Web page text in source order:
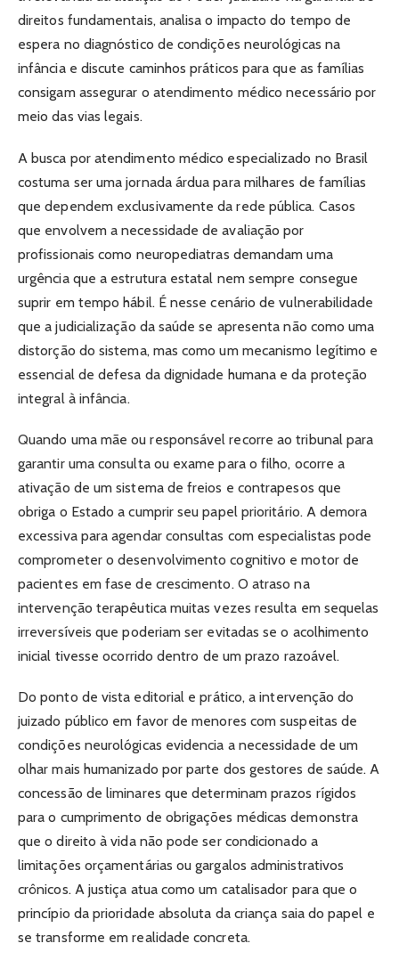
direitos fundamentais, analisa o impacto do tempo de
espera no diagnóstico de condições neurológicas na
infância e discute caminhos práticos para que as famílias
consigam assegurar o atendimento médico necessário por
meio das vias legais.
A busca por atendimento médico especializado no Brasil
costuma ser uma jornada árdua para milhares de famílias
que dependem exclusivamente da rede pública. Casos
que envolvem a necessidade de avaliação por
profissionais como neuropediatras demandam uma
urgência que a estrutura estatal nem sempre consegue
suprir em tempo hábil. É nesse cenário de vulnerabilidade
que a judicialização da saúde se apresenta não como uma
distorção do sistema, mas como um mecanismo legítimo e
essencial de defesa da dignidade humana e da proteção
integral à infância.
Quando uma mãe ou responsável recorre ao tribunal para
garantir uma consulta ou exame para o filho, ocorre a
ativação de um sistema de freios e contrapesos que
obriga o Estado a cumprir seu papel prioritário. A demora
excessiva para agendar consultas com especialistas pode
comprometer o desenvolvimento cognitivo e motor de
pacientes em fase de crescimento. O atraso na
intervenção terapêutica muitas vezes resulta em sequelas
irreversíveis que poderiam ser evitadas se o acolhimento
inicial tivesse ocorrido dentro de um prazo razoável.
Do ponto de vista editorial e prático, a intervenção do
juizado público em favor de menores com suspeitas de
condições neurológicas evidencia a necessidade de um
olhar mais humanizado por parte dos gestores de saúde. A
concessão de liminares que determinam prazos rígidos
para o cumprimento de obrigações médicas demonstra
que o direito à vida não pode ser condicionado a
limitações orçamentárias ou gargalos administrativos
crônicos. A justiça atua como um catalisador para que o
princípio da prioridade absoluta da criança saia do papel e
se transforme em realidade concreta.